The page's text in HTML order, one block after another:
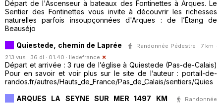
Départ de l'Ascenseur à bateaux des Fontinettes à Arques. Le
Sentier des Fontinettes vous invite à découvrir les richesses
naturelles parfois insoupçonnées d'Arques : de l’Étang de
Beauséjo
Quiestede, chemin de Laprée
Randonnée Pédestre · 7 km ·
213 vus · 36 dl · 01:40 · Iledefrance
Départ et arrivée : 3 rue de l’église à Quiestede (Pas-de-Calais)
Pour en savoir et voir plus sur le site de l’auteur : portail-de-
randos.fr/autres/Hauts_de_France/Pas_de_Calais/sentiers/Quies
ARQUES LA SEYNE SUR MER 1497 KM
Randonnée